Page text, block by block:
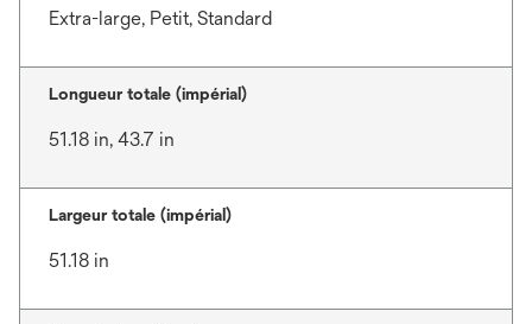
Extra-large, Petit, Standard
Longueur totale (impérial)
51.18 in, 43.7 in
Largeur totale (impérial)
51.18 in